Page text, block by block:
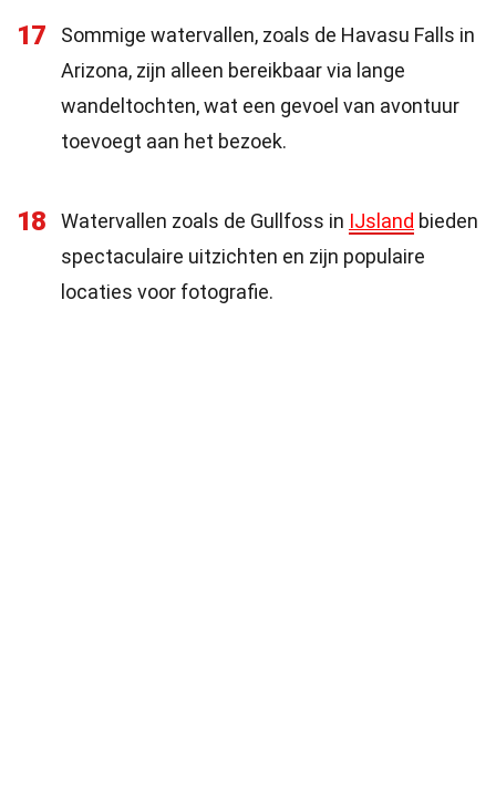
17
Sommige watervallen, zoals de Havasu Falls in
Arizona, zijn alleen bereikbaar via lange
wandeltochten, wat een gevoel van avontuur
toevoegt aan het bezoek.
18 Watervallen zoals de Gullfoss in IJsland bieden
spectaculaire uitzichten en zijn populaire
locaties voor fotografie.